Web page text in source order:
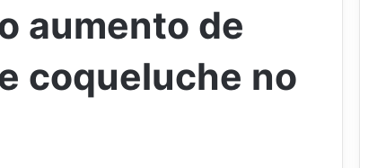
aumento de
coqueluche no